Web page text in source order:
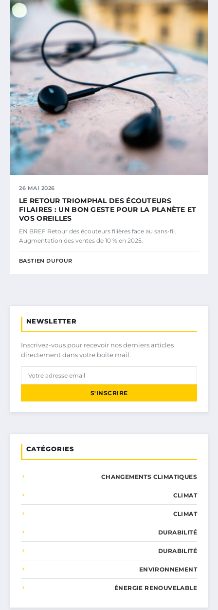
26 MAI 2026
LE RETOUR TRIOMPHAL DES ÉCOUTEURS
FILAIRES : UN BON GESTE POUR LA PLANÈTE ET
VOS OREILLES
EN BREF Retour des écouteurs filières face au sans-fil.
Augmentation des ventes de 10 % en 2025.
BASTIEN DUFOUR
NEWSLETTER
Inscrivez-vous pour recevoir nos derniers articles
directement dans votre boîte mail.
S'INSCRIRE
CATÉGORIES
CHANGEMENTS CLIMATIQUES
CLIMAT
CLIMAT
DURABILITÉ
DURABILITÉ
ENVIRONNEMENT
ÉNERGIE RENOUVELABLE